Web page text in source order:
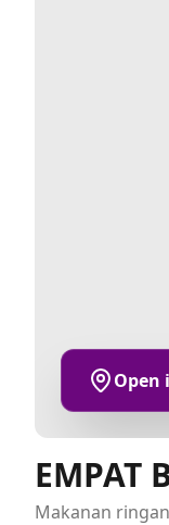
Open
EMPAT
Makanan